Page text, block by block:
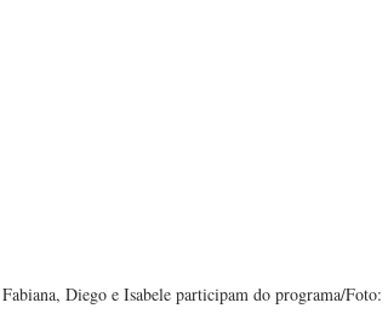
Fabiana, Diego e Isabele participam do programa/Foto: